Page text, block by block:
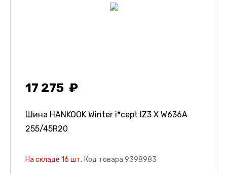
17 275
Шина HANKOOK Winter i*cept IZ3 X W636A
255/45R20
На складе 16 шт. Код товара 9398983